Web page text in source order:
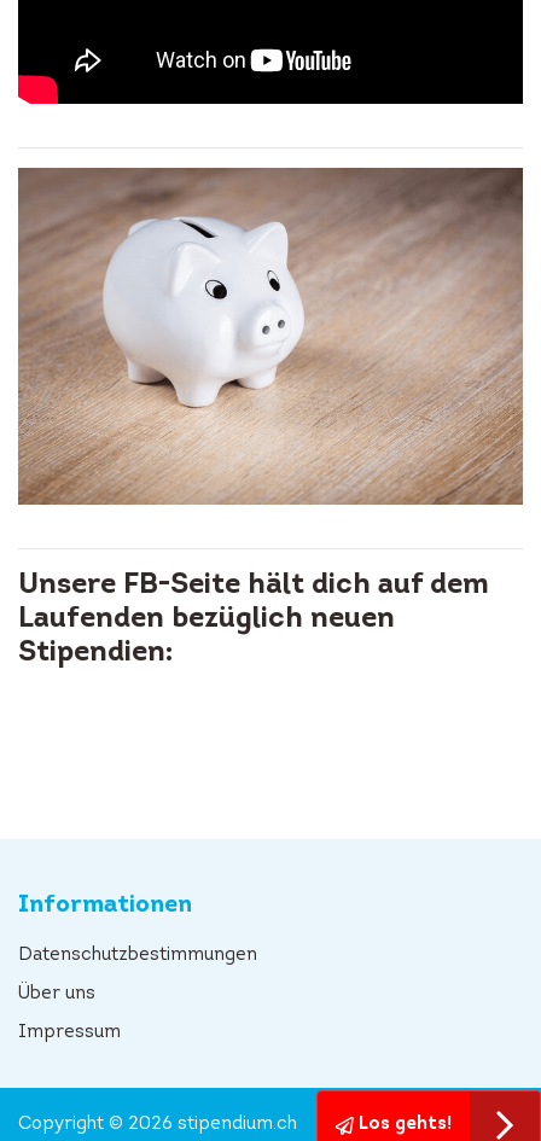
Unsere FB-Seite hält dich auf dem
Laufenden bezüglich neuen
Stipendien:
Informationen
Datenschutzbestimmungen
Über uns
Impressum
Los gehts!
Copyright © 2026 stipendium.ch